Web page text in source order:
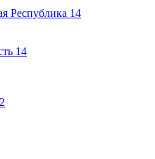
Республика 14
14